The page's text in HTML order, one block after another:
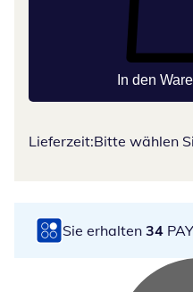
In den
Lieferzeit:Bitte wählen
Sie erhalten 34